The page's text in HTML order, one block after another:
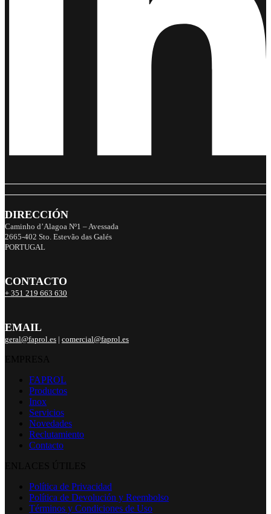
DIRECCIÓN
Caminho d’Alagoa Nº1 – Avessada
2665-402 Sto. Estevão das Galés
PORTUGAL
CONTACTO
+ 351 219 663 630
EMAIL
geral@faprol.es | comercial@faprol.es
FAPROL
Productos
Inox
Servicios
Novedades
Reclutamiento
Contacto
Política de Privacidad
Política de Devolución y Reembolso
Términos y Condiciones de Uso